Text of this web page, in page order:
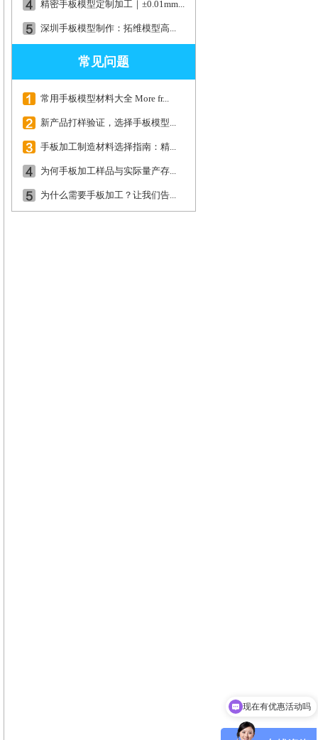
精密手板模型定制加工｜±0.01mm...
深圳手板模型制作：拓维模型高...
常见问题
常用手板模型材料大全 More fr...
新产品打样验证，选择手板模型...
手板加工制造材料选择指南：精...
为何手板加工样品与实际量产存...
为什么需要手板加工？让我们告...
可以介绍下你们的产品么